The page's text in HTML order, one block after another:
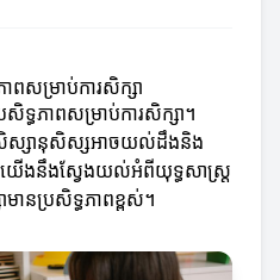
ពសម្រាប់ការសិក្សា
សិទ្ធភាពសម្រាប់ការសិក្សា។
ស្សានុសិស្សអាចយល់ដឹងនិង
ើងនឹងស្វែងយល់អំពីយុទ្ធសាស្ត្រ
ានប្រសិទ្ធភាពខ្ពស់។